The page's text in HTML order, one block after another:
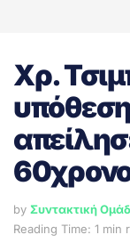
Χρ.
by Συντακτική
Reading Time: 1 min